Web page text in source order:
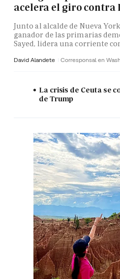
acelera el giro contra
Junto al alcalde de Nueva
ganador de las primarias
Sayed, lidera una corriente
David Alandete Corresponsal en
La crisis de Ceuta se
de Trump